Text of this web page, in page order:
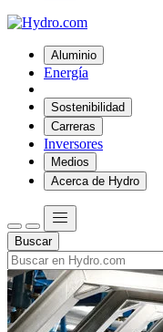
Aluminio
Energía
Sostenibilidad
Carreras
Inversores
Medios
Acerca de Hydro
Buscar